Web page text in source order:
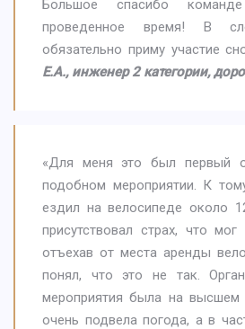
Большое спасибо
проведенное время! В
обязательно приму участие
Е.А., инженер 2 категории,
«Для меня это был первый
подобном мероприятии. К
ездил на велосипеде около
присутствовал страх, что мог
отъехав от места аренды
понял, что это не так.
мероприятия была на высшем
очень подвела погода, а в